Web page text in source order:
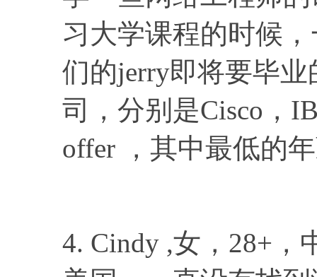
习大学课程的时候
们的jerry即将要毕
司，分别是Cisco，
offer ，其中最低的
4. Cindy ,女，28+，